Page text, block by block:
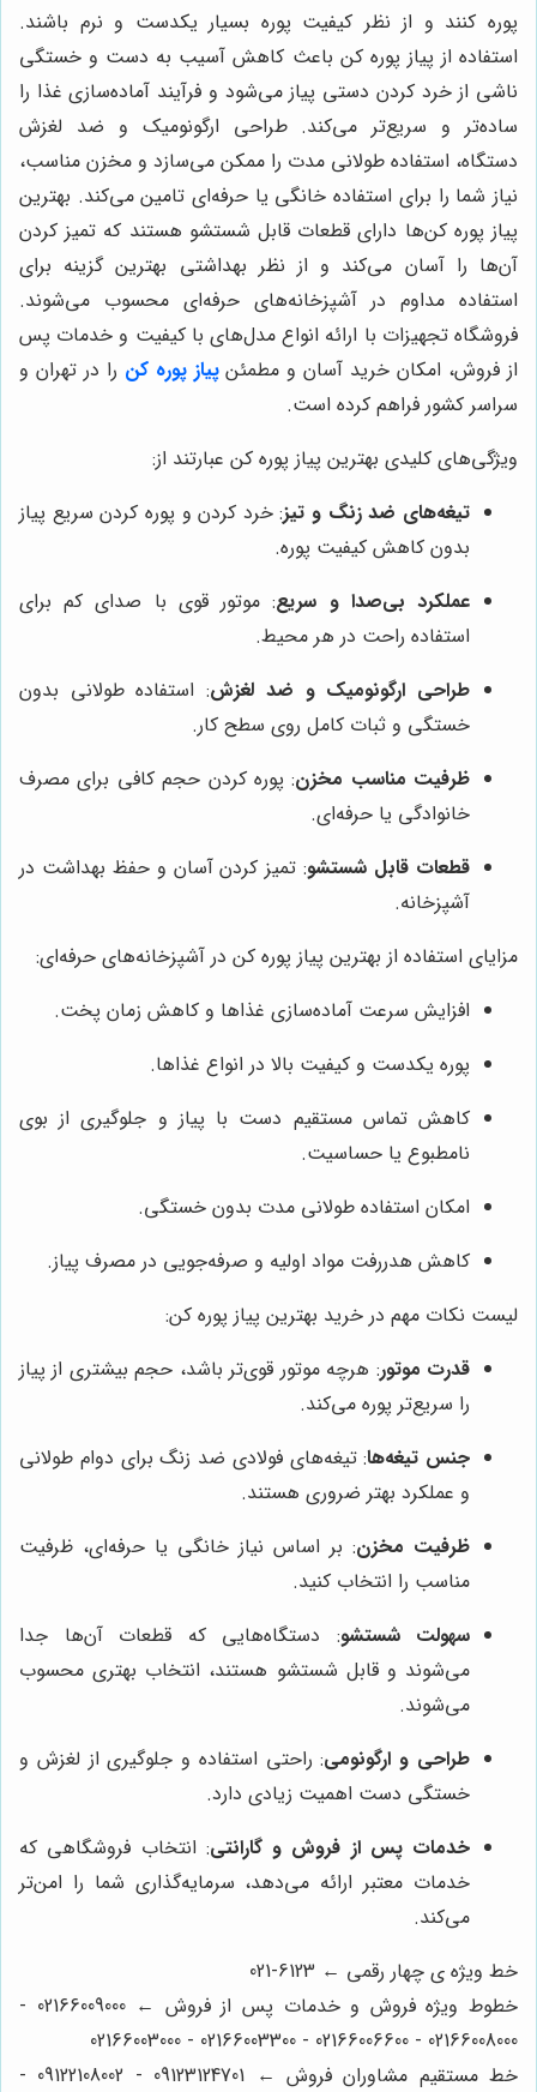
پوره کنند و از نظر کیفیت پوره بسیار یکدست و نرم باشند.
استفاده از پیاز پوره کن باعث کاهش آسیب به دست و خستگی
ناشی از خرد کردن دستی پیاز می‌شود و فرآیند آماده‌سازی غذا را
ساده‌تر و سریع‌تر می‌کند. طراحی ارگونومیک و ضد لغزش
دستگاه، استفاده طولانی مدت را ممکن می‌سازد و مخزن مناسب،
نیاز شما را برای استفاده خانگی یا حرفه‌ای تامین می‌کند. بهترین
پیاز پوره کن‌ها دارای قطعات قابل شستشو هستند که تمیز کردن
آن‌ها را آسان می‌کند و از نظر بهداشتی بهترین گزینه برای
استفاده مداوم در آشپزخانه‌های حرفه‌ای محسوب می‌شوند.
فروشگاه تجهیزات با ارائه انواع مدل‌های با کیفیت و خدمات پس
از فروش، امکان خرید آسان و مطمئنپیاز پوره کن را در تهران و
سراسر کشور فراهم کرده است.
ویژگی‌های کلیدی بهترین پیاز پوره کن عبارتند از:
تیغه‌های ضد زنگ و تیز: خرد کردن و پوره کردن سریع پیاز
بدون کاهش کیفیت پوره.
عملکرد بی‌صدا و سریع: موتور قوی با صدای کم برای
استفاده راحت در هر محیط.
طراحی ارگونومیک و ضد لغزش: استفاده طولانی بدون
خستگی و ثبات کامل روی سطح کار.
ظرفیت مناسب مخزن: پوره کردن حجم کافی برای مصرف
خانوادگی یا حرفه‌ای.
قطعات قابل شستشو: تمیز کردن آسان و حفظ بهداشت در
آشپزخانه.
مزایای استفاده از بهترین پیاز پوره کن در آشپزخانه‌های حرفه‌ای:
افزایش سرعت آماده‌سازی غذاها و کاهش زمان پخت.
پوره یکدست و کیفیت بالا در انواع غذاها.
کاهش تماس مستقیم دست با پیاز و جلوگیری از بوی
نامطبوع یا حساسیت.
امکان استفاده طولانی مدت بدون خستگی.
کاهش هدررفت مواد اولیه و صرفه‌جویی در مصرف پیاز.
لیست نکات مهم در خرید بهترین پیاز پوره کن:
قدرت موتور: هرچه موتور قوی‌تر باشد، حجم بیشتری از پیاز
را سریع‌تر پوره می‌کند.
جنس تیغه‌ها: تیغه‌های فولادی ضد زنگ برای دوام طولانی
و عملکرد بهتر ضروری هستند.
ظرفیت مخزن: بر اساس نیاز خانگی یا حرفه‌ای، ظرفیت
مناسب را انتخاب کنید.
سهولت شستشو: دستگاه‌هایی که قطعات آن‌ها جدا
می‌شوند و قابل شستشو هستند، انتخاب بهتری محسوب
می‌شوند.
طراحی و ارگونومی: راحتی استفاده و جلوگیری از لغزش و
خستگی دست اهمیت زیادی دارد.
خدمات پس از فروش و گارانتی: انتخاب فروشگاهی که
خدمات معتبر ارائه می‌دهد، سرمایه‌گذاری شما را امن‌تر
می‌کند.
خط ویژه ی چهار رقمی ← 6123-021
خطوط ویژه فروش و خدمات پس از فروش ← 02166009000 -
02166008000 - 02166006600 - 02166003300 - 02166003000
خط مستقیم مشاوران فروش ← 09123124701 - 09122108002 -